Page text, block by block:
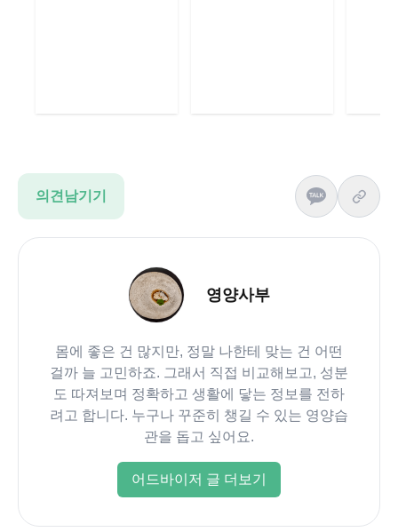
의견남기기
영양사부
몸에 좋은 건 많지만, 정말 나한테 맞는 건 어떤
걸까 늘 고민하죠. 그래서 직접 비교해보고, 성분
도 따져보며 정확하고 생활에 닿는 정보를 전하
려고 합니다. 누구나 꾸준히 챙길 수 있는 영양습
관을 돕고 싶어요.
어드바이저 글 더보기